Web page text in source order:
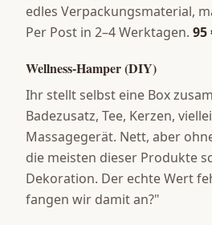
edles Verpackungsmaterial,
Per Post in 2–4 Werktagen. 95
Wellness-Hamper (DIY)
Ihr stellt selbst eine Box
Badezusatz, Tee, Kerzen,
Massagegerät. Nett, aber
die meisten dieser Produkte
Dekoration. Der echte Wert
fangen wir damit an?"